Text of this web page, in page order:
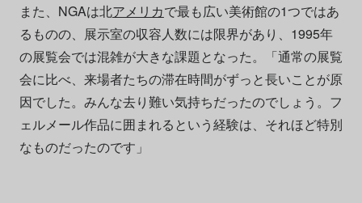
また、NGAは北アメリカで最も広い美術館の1つではあ
るものの、展示室の収容人数には限界があり、1995年
の展覧会では混雑が大きな課題となった。「通常の展覧
会に比べ、来場者たちの滞在時間がずっと長いことが原
因でした。みんな去り難い気持ちだったのでしょう。フ
ェルメール作品に囲まれるという経験は、それほど特別
なものだったのです」